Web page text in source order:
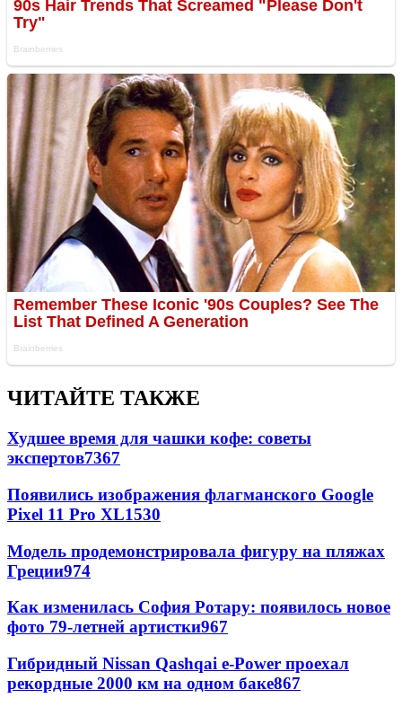
ЧИТАЙТЕ ТАКЖЕ
Худшее время для чашки кофе: советы
экспертов7367
Появились изображения флагманского Google
Pixel 11 Pro XL1530
Модель продемонстрировала фигуру на пляжах
Греции974
Как изменилась София Ротару: появилось новое
фото 79-летней артистки967
Гибридный Nissan Qashqai e-Power проехал
рекордные 2000 км на одном баке867